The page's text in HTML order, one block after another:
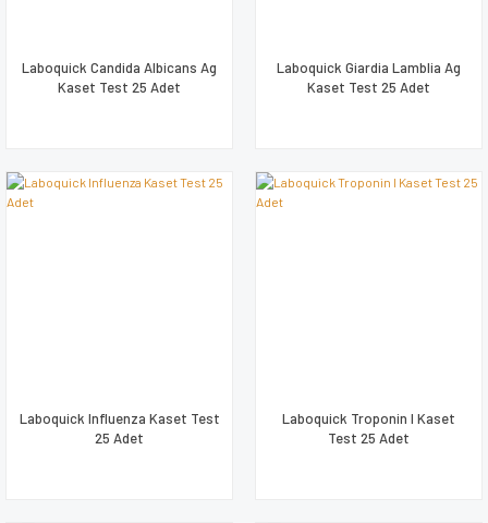
Laboquick Candida Albicans Ag
Kaset Test 25 Adet
Laboquick Giardia Lamblia Ag
Kaset Test 25 Adet
Laboquick Influenza Kaset Test
25 Adet
Laboquick Troponin I Kaset
Test 25 Adet